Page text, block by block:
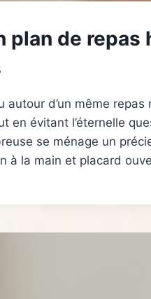
plan de
autour d’un même
en évitant l’éternelle
se ménage un
à la main et placard